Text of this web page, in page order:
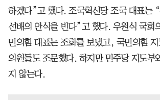
하겠다”고 했다. 조국혁신당 조국 대표는
선배의 안식을 빈다”고 했다. 우원식 국회
민의힘 대표는 조화를 보냈고, 국민의힘
의원들도 조문했다. 하지만 민주당 지도부
지 않는다.